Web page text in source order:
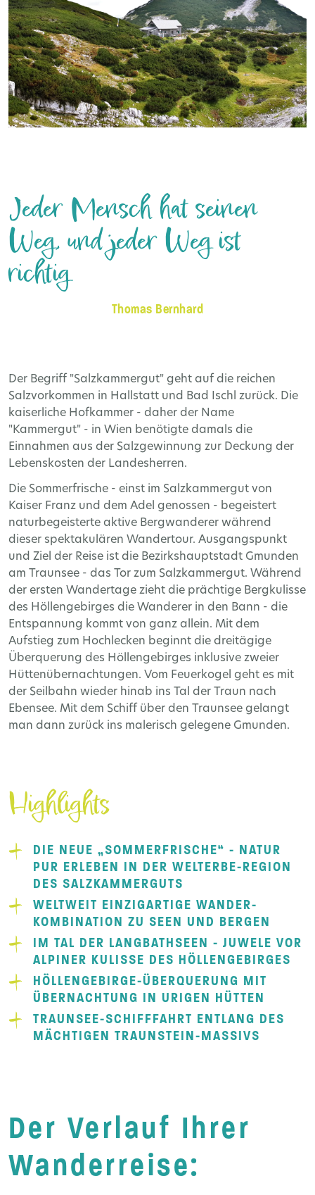
Jeder Mensch hat seinen
Weg, und jeder Weg ist
richtig.
Thomas Bernhard
Der Begriff "Salzkammergut" geht auf die reichen
Salzvorkommen in Hallstatt und Bad Ischl zurück. Die
kaiserliche Hofkammer - daher der Name
"Kammergut" - in Wien benötigte damals die
Einnahmen aus der Salzgewinnung zur Deckung der
Lebenskosten der Landesherren.
Die Sommerfrische - einst im Salzkammergut von
Kaiser Franz und dem Adel genossen - begeistert
naturbegeisterte aktive Bergwanderer während
dieser spektakulären Wandertour. Ausgangspunkt
und Ziel der Reise ist die Bezirkshauptstadt Gmunden
am Traunsee - das Tor zum Salzkammergut. Während
der ersten Wandertage zieht die prächtige Bergkulisse
des Höllengebirges die Wanderer in den Bann - die
Entspannung kommt von ganz allein. Mit dem
Aufstieg zum Hochlecken beginnt die dreitägige
Überquerung des Höllengebirges inklusive zweier
Hüttenübernachtungen. Vom Feuerkogel geht es mit
der Seilbahn wieder hinab ins Tal der Traun nach
Ebensee. Mit dem Schiff über den Traunsee gelangt
man dann zurück ins malerisch gelegene Gmunden.
Highlights
DIE NEUE „SOMMERFRISCHE“ - NATUR
PUR ERLEBEN IN DER WELTERBE-REGION
DES SALZKAMMERGUTS
WELTWEIT EINZIGARTIGE WANDER-
KOMBINATION ZU SEEN UND BERGEN
IM TAL DER LANGBATHSEEN - JUWELE VOR
ALPINER KULISSE DES HÖLLENGEBIRGES
HÖLLENGEBIRGE-ÜBERQUERUNG MIT
ÜBERNACHTUNG IN URIGEN HÜTTEN
TRAUNSEE-SCHIFFFAHRT ENTLANG DES
MÄCHTIGEN TRAUNSTEIN-MASSIVS
Der Verlauf Ihrer
Wanderreise: